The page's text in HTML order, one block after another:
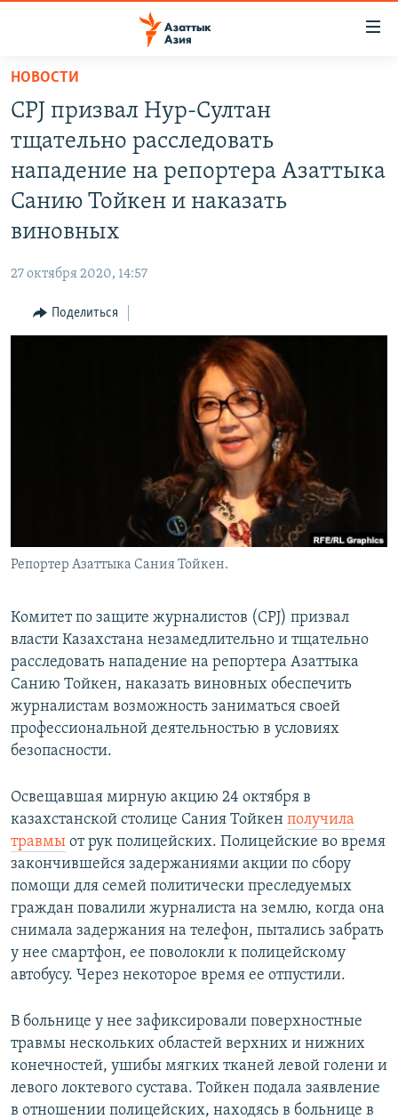
Вернуться
основному
содержанию
главной
навигации
КАЗАХСТАН
УЗБЕКИСТАН
НОВОСТИ
ВОЙНА В УКРАИНЕ
НА ДРУГИХ ЯЗЫКАХ
ТОҶИКӢ
ПОДПИШИТЕСЬ НА НАС В СОЦСЕТЯХ
Все сайты РСЕ/РС
НОВОСТИ
CPJ призвал Нур-Султан
тщательно расследовать
нападение на репортера Азаттыка
Санию Тойкен и наказать
виновных
27 октября 2020, 14:57
Поделиться
Репортер Азаттыка Сания Тойкен.
Комитет по защите журналистов (CPJ) призвал
власти Казахстана незамедлительно и тщательно
расследовать нападение на репортера Азаттыка
Санию Тойкен, наказать виновных обеспечить
журналистам возможность заниматься своей
профессиональной деятельностью в условиях
безопасности.
Освещавшая мирную акцию 24 октября в
казахстанской столице Сания Тойкен получила
травмы от рук полицейских. Полицейские во время
закончившейся задержаниями акции по сбору
помощи для семей политически преследуемых
граждан повалили журналиста на землю, когда она
снимала задержания на телефон, пытались забрать
у нее смартфон, ее поволокли к полицейскому
автобусу. Через некоторое время ее отпустили.
В больнице у нее зафиксировали поверхностные
травмы нескольких областей верхних и нижних
конечностей, ушибы мягких тканей левой голени и
левого локтевого сустава. Тойкен подала заявление
в отношении полицейских, находясь в больнице в